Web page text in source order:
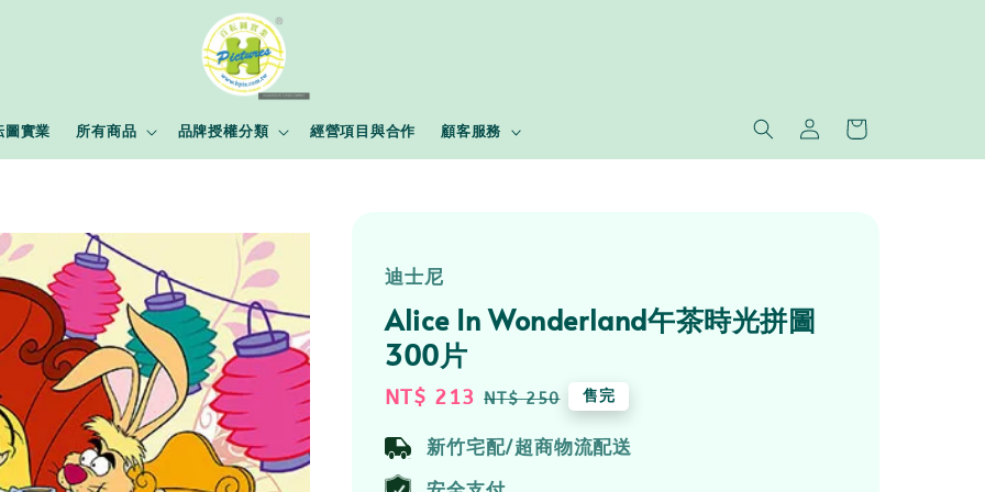
圖實業 所有商品 品牌授權分類 經營項目與合作 顧客服務
迪士尼
Alice In Wonderland午茶時光拼圖
300片
Sale
NT$ 213 Regular
NT$ 250 售完
新竹宅配/超商物流配送